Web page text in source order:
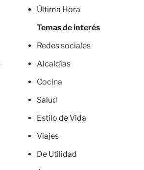
Última Hora
Temas de interés
Redes sociales
Alcaldías
Cocina
Salud
Estilo de Vida
Viajes
De Utilidad